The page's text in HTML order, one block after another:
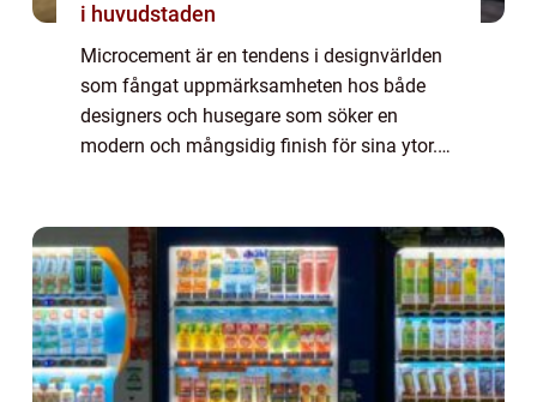
i huvudstaden
Microcement är en tendens i designvärlden
som fångat uppmärksamheten hos både
designers och husegare som söker en
modern och mångsidig finish för sina ytor.